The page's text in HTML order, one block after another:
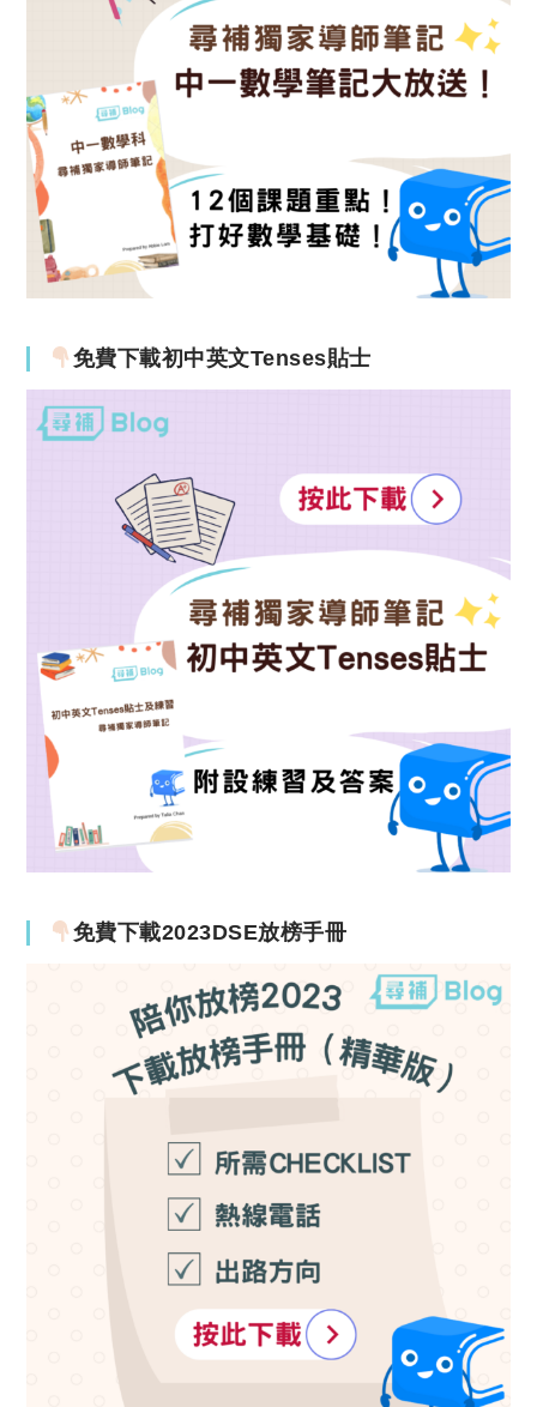
免費下載初中英文Tenses貼士
免費下載2023DSE放榜手冊